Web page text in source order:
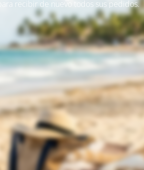
recibir de nuevo todos sus pedidos.